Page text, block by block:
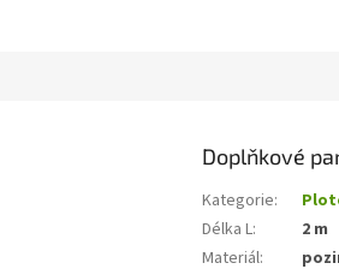
Doplňkové
Kategorie:
Délka L:
2 m
Materiál: